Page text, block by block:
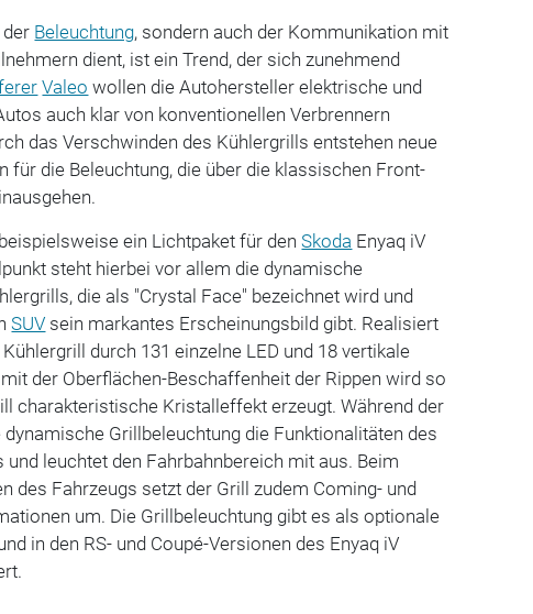
Beleuchtung, sondern auch der Kommunikation mit
dient, ist ein Trend, der sich zunehmend
Valeo wollen die Autohersteller elektrische und
auch klar von konventionellen Verbrennern
das Verschwinden des Kühlergrills entstehen neue
für die Beleuchtung, die über die klassischen Front-
ein Lichtpaket für denSkoda Enyaq iV
steht hierbei vor allem die dynamische
die als "Crystal Face" bezeichnet wird und
SUV sein markantes Erscheinungsbild gibt. Realisiert
durch 131 einzelne LED und 18 vertikale
der Oberflächen-Beschaffenheit der Rippen wird so
charakteristische Kristalleffekt erzeugt. Während der
Grillbeleuchtung die Funktionalitäten des
leuchtet den Fahrbahnbereich mit aus. Beim
des Fahrzeugs setzt der Grill zudem Coming- und
um. Die Grillbeleuchtung gibt es als optionale
in den RS- und Coupé-Versionen des Enyaq iV